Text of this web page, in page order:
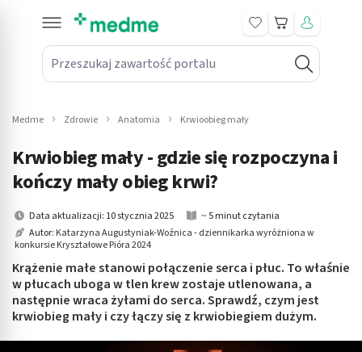
Przeszukaj zawartość portalu
Koszyk
submenu: Leki na receptę
submenu: Mama i dziecko
submenu: Kosmetyki
submenu: Higiena
submenu: Sprzęt medyczny
submenu: Intymne
Medme Zdrowie Anatomia Krwioobieg mały
Krwiobieg mały - gdzie się rozpoczyna i
kończy mały obieg krwi?
Data aktualizacji: 10 stycznia 2025
~ 5 minut czytania
Autor: Katarzyna Augustyniak-Woźnica - dziennikarka wyróżniona w
konkursie Kryształowe Pióra 2024
Krążenie małe stanowi połączenie serca i płuc. To właśnie
w płucach uboga w tlen krew zostaje utlenowana, a
następnie wraca żyłami do serca. Sprawdź, czym jest
krwiobieg mały i czy łączy się z krwiobiegiem dużym.